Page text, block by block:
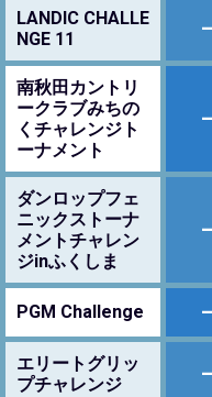
LANDIC CHALLE
NGE 11
–
南秋田カントリ
ークラブみちの
くチャレンジト
ーナメント
–
ダンロップフェ
ニックストーナ
メントチャレン
ジinふくしま
–
PGM Challenge –
エリートグリッ
プチャレンジ
–